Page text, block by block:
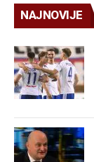
NAJNOVIJE